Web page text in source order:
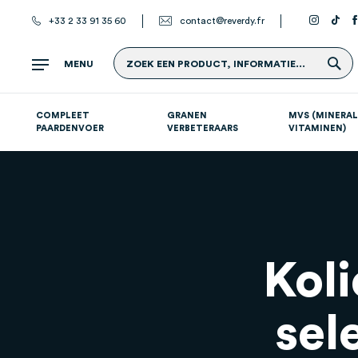
+33 2 33 91 35 60 contact@reverdy.fr
MENU ZOEK EEN PRODUCT, INFORMATIE...
COMPLEET
PAARDENVOER
GRANEN
VERBETERAARS
MVS
VITAMINEN)